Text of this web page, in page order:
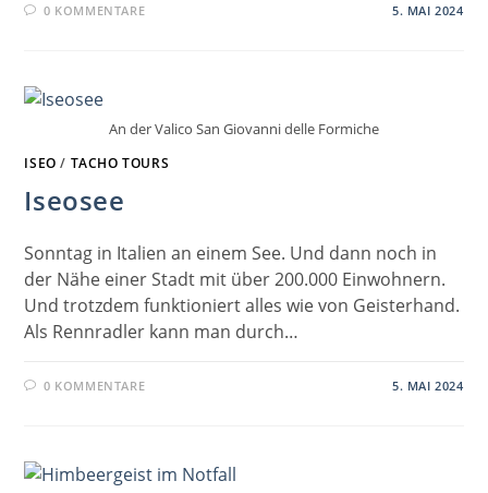
0 KOMMENTARE 5. MAI 2024
An der Valico San Giovanni delle Formiche
ISEO / TACHO TOURS
Iseosee
Sonntag in Italien an einem See. Und dann noch in
der Nähe einer Stadt mit über 200.000 Einwohnern.
Und trotzdem funktioniert alles wie von Geisterhand.
Als Rennradler kann man durch…
0 KOMMENTARE 5. MAI 2024